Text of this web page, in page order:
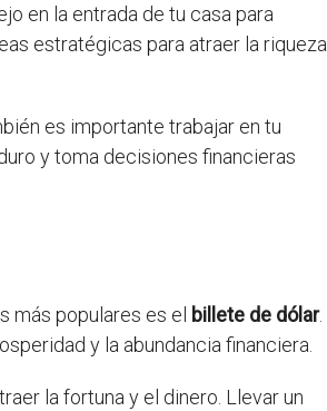
en la entrada de tu casa para
estratégicas para atraer la riqueza
es importante trabajar en tu
y toma decisiones financieras
más populares es el billete de dólar.
y la abundancia financiera.
la fortuna y el dinero. Llevar un